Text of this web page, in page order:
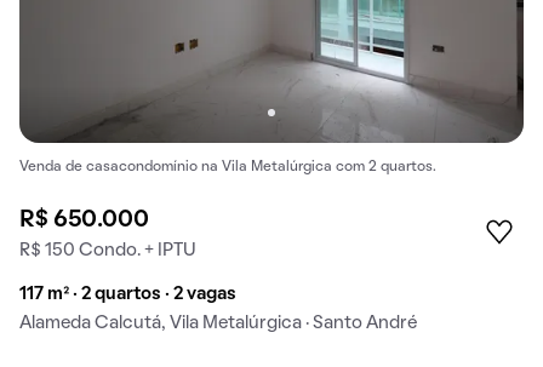
Venda de casacondomínio na Vila Metalúrgica com 2 quartos.
R$ 650.000
R$ 150 Condo. + IPTU
117 m² · 2 quartos · 2 vagas
Alameda Calcutá, Vila Metalúrgica · Santo André